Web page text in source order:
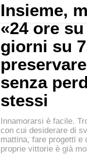
Insieme,
«24 ore su
giorni su
senza
stessi
Innamorarsi è facile.
con cui desiderare di
mattina, fare progetti e
proprie vittorie è già